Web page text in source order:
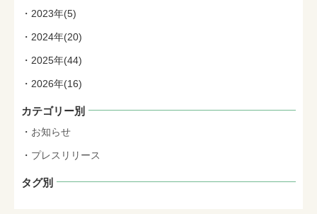
2023年(5)
2024年(20)
2025年(44)
2026年(16)
カテゴリー別
お知らせ
プレスリリース
タグ別